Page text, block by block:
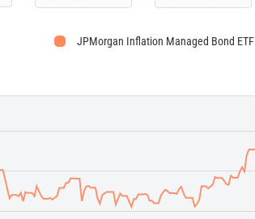
JPMorgan Inflation Managed Bond ETF